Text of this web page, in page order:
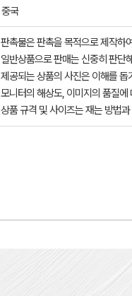
중국
판촉물은 판촉을 목적으로 제작하
일반상품으로 판매는 신중히 판단
제공되는 상품의 사진은 이해를
모니터의 해상도, 이미지의 품질
상품 규격 및 사이즈는 재는 방법